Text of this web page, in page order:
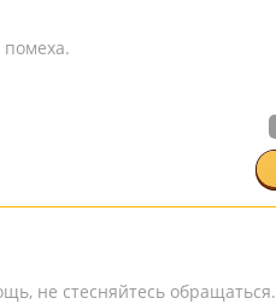
не стесняйтесь обращаться.